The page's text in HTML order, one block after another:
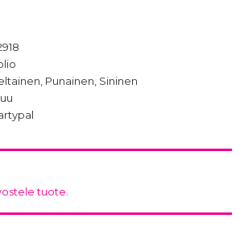
Punainen, Sininen
tuote.